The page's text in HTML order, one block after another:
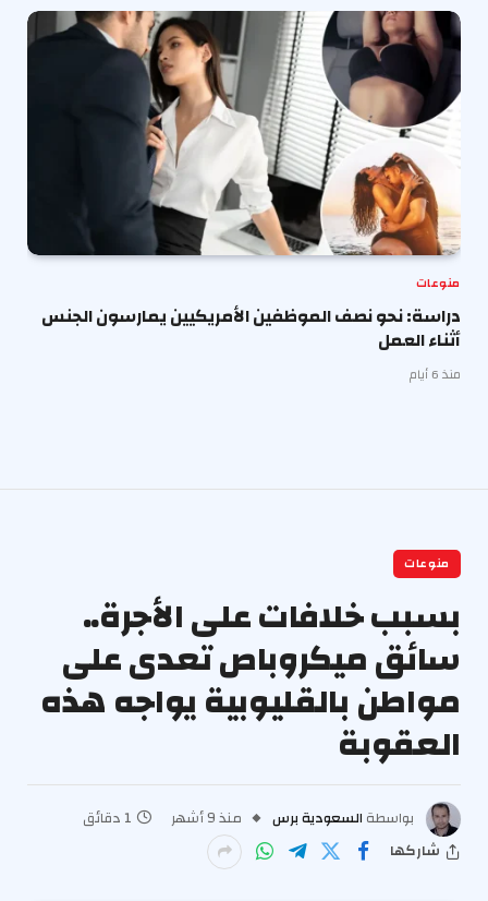
منوعات
دراسة: نحو نصف الموظفين الأمريكيين يمارسون الجنس
أثناء العمل
منذ 6 أيام
منوعات
بسبب خلافات على الأجرة..
سائق ميكروباص تعدى على
مواطن بالقليوبية يواجه هذه
العقوبة
بواسطة السعودية برس منذ 9 أشهر
1 دقائق
شاركها